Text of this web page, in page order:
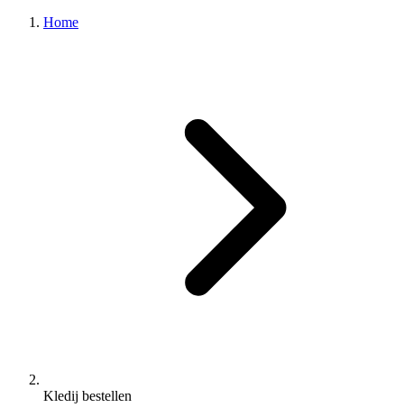
Home
Kledij bestellen